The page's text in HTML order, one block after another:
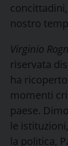
nostro
Virginio
riservata
ha
momenti
paese.
le
la politica,